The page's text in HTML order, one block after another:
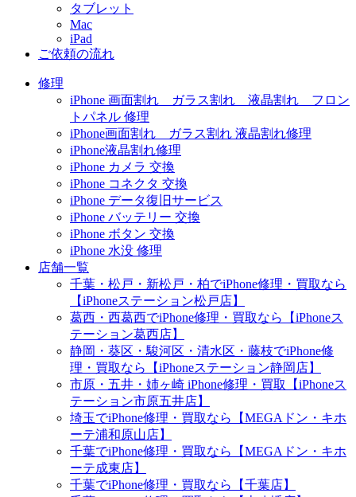
タブレット
Mac
iPad
ご依頼の流れ
修理
iPhone 画面割れ ガラス割れ 液晶割れ フロン
トパネル 修理
iPhone画面割れ ガラス割れ 液晶割れ修理
iPhone液晶割れ修理
iPhone カメラ 交換
iPhone コネクタ 交換
iPhone データ復旧サービス
iPhone バッテリー 交換
iPhone ボタン 交換
iPhone 水没 修理
店舗一覧
千葉・松戸・新松戸・柏でiPhone修理・買取なら
【iPhoneステーション松戸店】
葛西・西葛西でiPhone修理・買取なら【iPhoneス
テーション葛西店】
静岡・葵区・駿河区・清水区・藤枝でiPhone修
理・買取なら【iPhoneステーション静岡店】
市原・五井・姉ヶ崎 iPhone修理・買取【iPhoneス
テーション市原五井店】
埼玉でiPhone修理・買取なら【MEGAドン・キホ
ーテ浦和原山店】
千葉でiPhone修理・買取なら【MEGAドン・キホ
ーテ成東店】
千葉でiPhone修理・買取なら【千葉店】